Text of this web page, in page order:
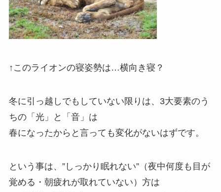
↑このライオンの寝姿勢は…横向き寝？
冬に引っ越しでもしていない限りは、3大要素のう
ちの「光」と「音」は
春になったからと言っても変化がないはずです。
という事は、”しっかり眠れない”（夜中何度も目が
覚める・朝疲れが取れていない）方は